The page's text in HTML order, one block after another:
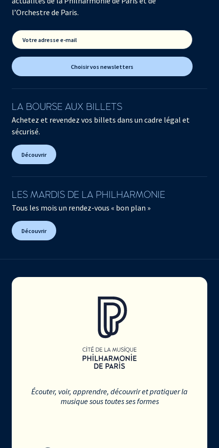
l’Orchestre de Paris.
Votre adresse e-mail
Choisir vos newsletters
LA BOURSE AUX BILLETS
Achetez et revendez vos billets dans un cadre légal et
sécurisé.
Découvrir
LES MARDIS DE LA PHILHARMONIE
Tous les mois un rendez-vous « bon plan »
Découvrir
Écouter, voir, apprendre, découvrir et pratiquer la
musique sous toutes ses formes